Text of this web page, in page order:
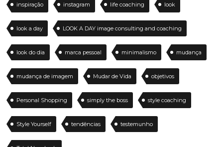
inspiração instagram life coaching look
look a day LOOK A DAY image consulting and coaching
look do dia marca pessoal minimalismo mudança
mudança de imagem Mudar de Vida objetivos
Personal Shopping simply the boss style coaching
Style Yourself tendências testemunho